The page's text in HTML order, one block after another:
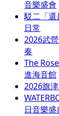
音樂盛會
駁二「
日常
2026武
奏
The
進海音館
2026旗
日音樂盛